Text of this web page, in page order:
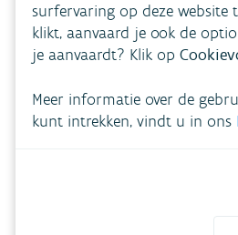
surfervaring op deze website
klikt, aanvaard je ook de
je aanvaardt? Klik op
Meer informatie over de
kunt intrekken, vindt u in ons